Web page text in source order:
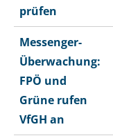
prüfen
Messenger-
Überwachung:
FPÖ und
Grüne rufen
VfGH an